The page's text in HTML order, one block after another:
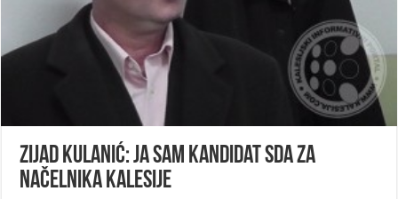
Zijad Kulanić: Ja sam kandidat SDA za
načelnika Kalesije